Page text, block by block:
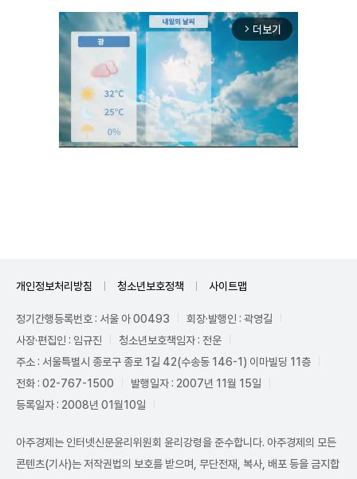
arrow_forward_ios 더보기
개인정보처리방침 청소년보호정책 사이트맵
정기간행등록번호 : 서울 아 00493
회장·발행인 : 곽영길
사장·편집인 : 임규진
청소년보호책임자 : 전운
주소 : 서울특별시 종로구 종로 1길 42(수송동 146-1) 이마빌딩 11층
전화 : 02-767-1500
발행일자 : 2007년 11월 15일
등록일자 : 2008년 01월10일
아주경제는 인터넷신문윤리위원회 윤리강령을 준수합니다. 아주경제의 모든
콘텐츠(기사)는 저작권법의 보호를 받으며, 무단전재, 복사, 배포 등을 금지합